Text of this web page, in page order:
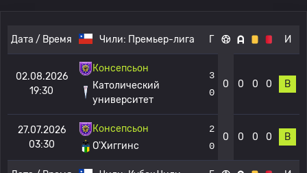
Дата / Время Чили: Премьер-лига Г И
02.08.2026
19:30
Консепсьон
Католический
университет
3
0
0 0 0 0 В
27.07.2026
03:30
Консепсьон
О'Хиггинс
2
0
0 0 0 0 В